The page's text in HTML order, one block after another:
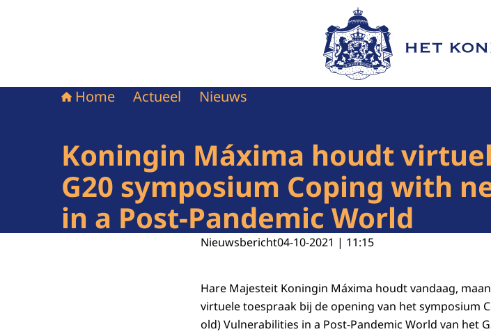
Naar de homepage van Het
Home Actueel Nieuws
Koningin Máxima houdt
G20 symposium Coping with
in a Post-Pandemic World
Nieuwsbericht04-10-2021 | 11:15
Hare Majesteit Koningin Máxima houdt vandaag,
virtuele toespraak bij de opening van het symposium
old) Vulnerabilities in a Post-Pandemic World van het